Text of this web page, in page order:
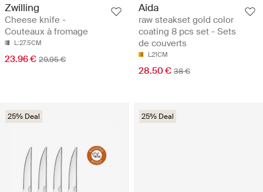
Zwilling
Cheese knife -
Couteaux à fromage
L:27.5CM
23.96 € 29.95 €
Aida
raw steakset gold color
coating 8 pcs set - Sets
de couverts
L21CM
28.50 € 38 €
25% Deal 25% Deal